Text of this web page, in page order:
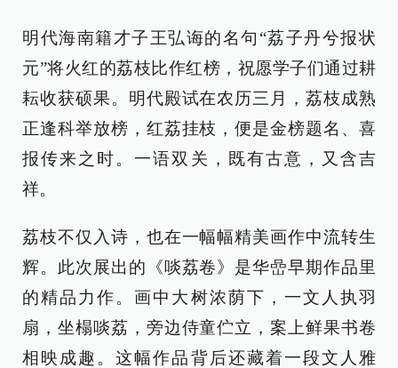
明代海南籍才子王弘诲的名句“荔子丹兮报状
元”将火红的荔枝比作红榜，祝愿学子们通过耕
耘收获硕果。明代殿试在农历三月，荔枝成熟
正逢科举放榜，红荔挂枝，便是金榜题名、喜
报传来之时。一语双关，既有古意，又含吉
祥。
荔枝不仅入诗，也在一幅幅精美画作中流转生
辉。此次展出的《啖荔卷》是华嵒早期作品里
的精品力作。画中大树浓荫下，一文人执羽
扇，坐榻啖荔，旁边侍童伫立，案上鲜果书卷
相映成趣。这幅作品背后还藏着一段文人雅